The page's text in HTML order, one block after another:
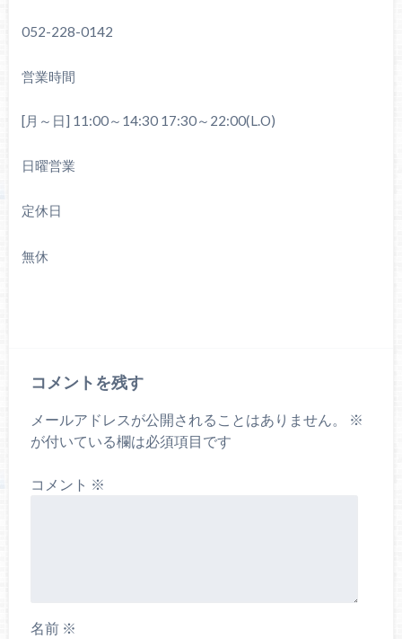
052-228-0142
営業時間
[月～日] 11:00～14:30 17:30～22:00(L.O)
日曜営業
定休日
無休
コメントを残す
メールアドレスが公開されることはありません。
※
が付いている欄は必須項目です
コメント ※
名前 ※